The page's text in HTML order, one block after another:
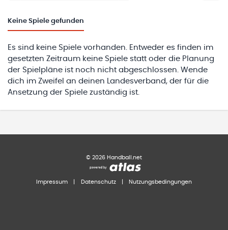
Keine Spiele gefunden
Es sind keine Spiele vorhanden. Entweder es finden im
gesetzten Zeitraum keine Spiele statt oder die Planung
der Spielpläne ist noch nicht abgeschlossen. Wende
dich im Zweifel an deinen Landesverband, der für die
Ansetzung der Spiele zuständig ist.
© 2026 Handball.net
Impressum Datenschutz Nutzungsbedingungen